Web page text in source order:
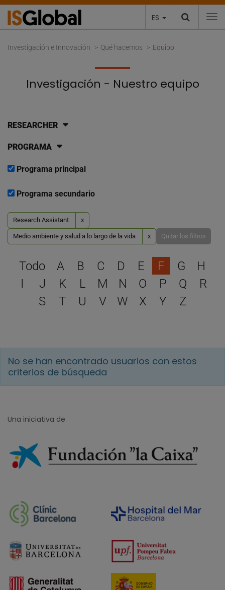
ES
Investigación e Innovación Qué hacemos Equipo
Investigación - Nuestro equipo
RESEARCHER
PROGRAMA
Programa principal
Programa secundario
Research Assistant x
Medio ambiente y salud a lo largo de la vida x Quitar los filtros
Selecciona una letra
Todo A B C D E F G
H
I
J K L M N O P Q
R
S
T U V W X Y Z
No se han encontrado usuarios con estos
criterios de búsqueda
Una iniciativa de